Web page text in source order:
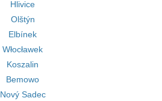
Hlivice
Olštýn
Elbínek
Włocławek
Koszalin
Bemowo
Nový Sadec